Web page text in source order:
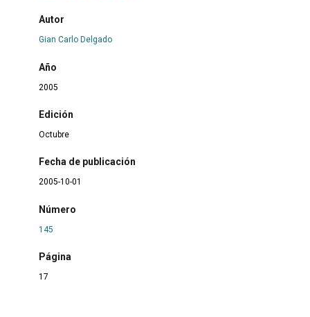
Autor
Gian Carlo Delgado
Año
2005
Edición
Octubre
Fecha de publicación
2005-10-01
Número
145
Página
17